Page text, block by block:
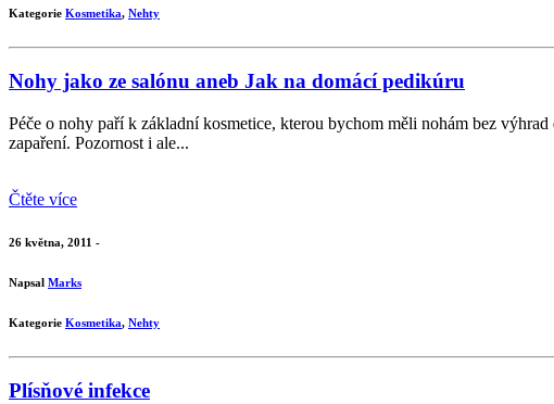
Kategorie Kosmetika, Nehty
Nohy jako ze salónu aneb Jak na domácí pedikúru
Péče o nohy paří k základní kosmetice, kterou bychom měli nohám bez
zapaření. Pozornost i ale...
Čtěte více
26 května, 2011 -
Napsal Marks
Kategorie Kosmetika, Nehty
Plísňové infekce